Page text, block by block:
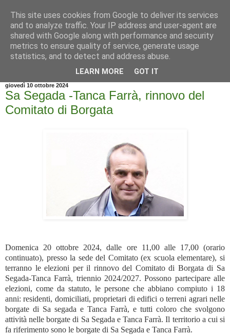
giovedì 10 ottobre 2024
Sa Segada -Tanca Farrà, rinnovo del
Comitato di Borgata
Domenica 20 ottobre 2024, dalle ore 11,00 alle 17,00 (orario
continuato), presso la sede del Comitato (ex scuola elementare), si
terranno le elezioni per il rinnovo del Comitato di Borgata di Sa
Segada-Tanca Farrà, triennio 2024/2027. Possono partecipare alle
elezioni, come da statuto, le persone che abbiano compiuto i 18
anni: residenti, domiciliati, proprietari di edifici o terreni agrari nelle
borgate di Sa segada e Tanca Farrà, e tutti coloro che svolgono
attività nelle borgate di Sa Segada e Tanca Farrà.Il territorio a cui si
fa riferimento sono le borgate di Sa Segada e Tanca Farrà.
This site uses cookies from Google to deliver its services
and to analyze traffic. Your IP address and user-agent are
shared with Google along with performance and security
metrics to ensure quality of service, generate usage
statistics, and to detect and address abuse.
LEARN MORE GOT IT